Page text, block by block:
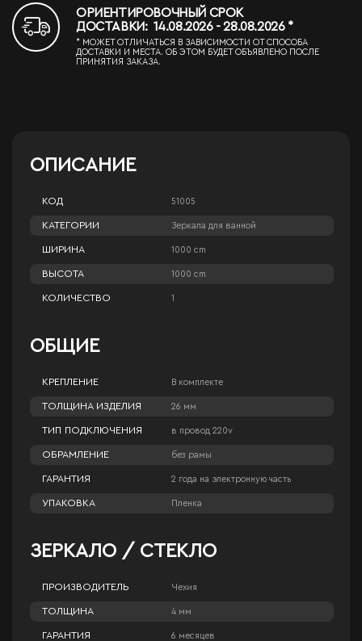
ОРИЕНТИРОВОЧНЫЙ СРОК
ДОСТАВКИ: 14.08.2026 - 28.08.2026 *
* МОЖЕТ ОТЛИЧАТЬСЯ В ЗАВИСИМОСТИ ОТ СПОСОБА
ДОСТАВКИ И МЕСТА. ОБ ЭТОМ БУДЕТ ОБЪЯВЛЕНО ПОСЛЕ
ПРИНЯТИЯ ЗАКАЗА.
ОПИСАНИЕ
КОД 51005
КАТЕГОРИИ Зеркала для ванной
ШИРИНА 1000 cm
ВЫСОТА 1000 cm
КОЛИЧЕСТВО 1
ОБЩИЕ
КРЕПЛЕНИЕ В комплекте
ТОЛЩИНА ИЗДЕЛИЯ 26 мм
ТИП ПОДКЛЮЧЕНИЯ в провод 220v
ОБРАМЛЕНИЕ без рамы
ГАРАНТИЯ 2 года на электронную часть
УПАКОВКА Пленка
ЗЕРКАЛО / СТЕКЛО
ПРОИЗВОДИТЕЛЬ Чехия
ТОЛЩИНА 4 мм
ГАРАНТИЯ 6 месяцев